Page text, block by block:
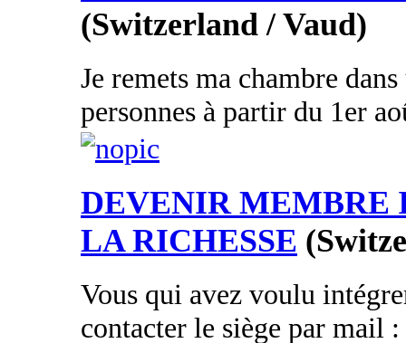
(Switzerland / Vaud)
Je remets ma chambre
personnes à partir du 1er
DEVENIR
LA RICHESSE
Vous qui avez voulu
contacter le siège par mail